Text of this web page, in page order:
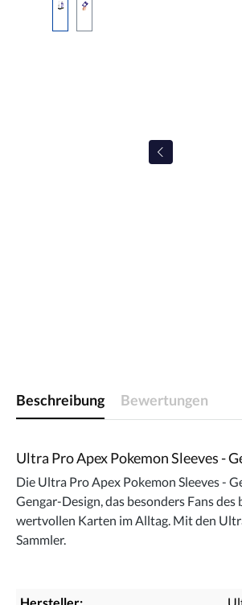
Beschreibung Bewertungen
Ultra Pro Apex Pokemon Sleeves -
Die Ultra Pro Apex Pokemon Sleeves -
Gengar-Design, das besonders Fans
wertvollen Karten im Alltag. Mit den
Sammler.